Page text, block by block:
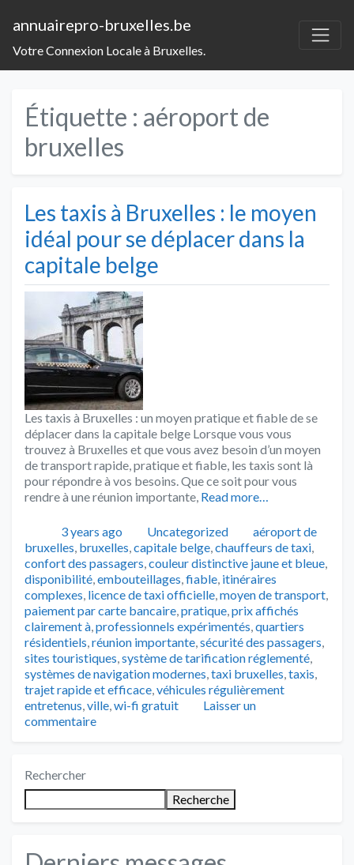
annuairepro-bruxelles.be
Votre Connexion Locale à Bruxelles.
Étiquette : aéroport de
bruxelles
Les taxis à Bruxelles : le moyen
idéal pour se déplacer dans la
capitale belge
Les taxis à Bruxelles : un moyen pratique et fiable de se
déplacer dans la capitale belge Lorsque vous vous
trouvez à Bruxelles et que vous avez besoin d’un moyen
de transport rapide, pratique et fiable, les taxis sont là
pour répondre à vos besoins. Que ce soit pour vous
rendre à une réunion importante, Read more…
Publié3 years ago Catégories
Uncategorized Tags
aéroport de
bruxelles, bruxelles,capitale belge,chauffeurs de taxi,
confort des passagers,couleur distinctive jaune et bleue,
disponibilité,embouteillages,fiable, itinéraires
complexes, licence de taxi officielle,moyen de transport,
paiement par carte bancaire,pratique,prix affichés
clairement à,professionnels expérimentés,quartiers
résidentiels,réunion importante,sécurité des passagers,
sites touristiques,système de tarification réglementé,
systèmes de navigation modernes,taxi bruxelles,taxis,
trajet rapide et efficace,véhicules régulièrement
entretenus,ville,wi-fi gratuit
Laisser un
commentaire
Rechercher
Recherche